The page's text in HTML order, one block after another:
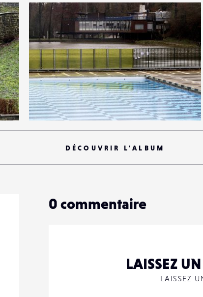
2
11
DÉCOUVRIR L'ALBUM
0 commentaire
LAISSEZ
LAISSEZ